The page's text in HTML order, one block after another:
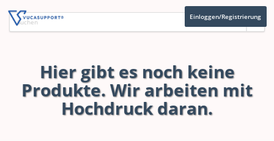
Einloggen/Registrierung
Hier gibt es noch keine
Produkte. Wir arbeiten mit
Hochdruck daran.